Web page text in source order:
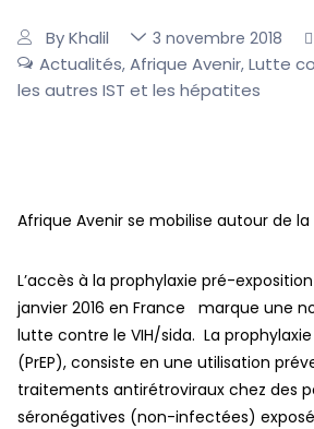
By Khalil 3 novembre 2018
Actualités, Afrique Avenir, Lutte
les autres IST et les hépatites
Afrique Avenir se mobilise autour de la
L’accès à la prophylaxie pré-
janvier 2016 en France marque une
lutte contre le VIH/sida. La
(PrEP), consiste en une utilisation
traitements antirétroviraux chez des
séronégatives (non-infectées)